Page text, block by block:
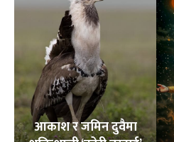
आकाश र जमिन दुवैमा